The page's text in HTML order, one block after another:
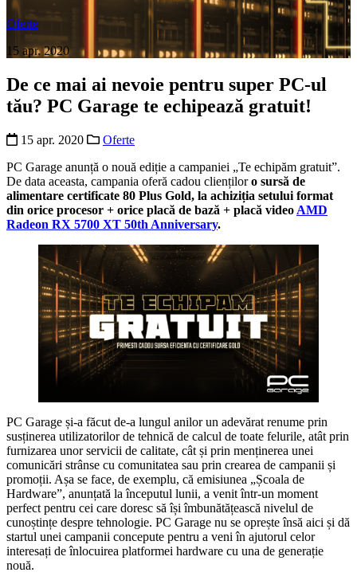
Oferte
15 apr. 2020
De ce mai ai nevoie pentru super PC-ul
tău? PC Garage te echipează gratuit!
15 apr. 2020
Oferte
PC Garage anunță o nouă ediție a campaniei „Te echipăm gratuit”.
De data aceasta, campania oferă cadou cliențiloro sursă de
alimentare certificate 80 Plus Gold, la achiziția setului format
din orice procesor + orice placă de bază + placă video AMD
Radeon RX 5700 XT 50th Anniversary.
PC Garage și-a făcut de-a lungul anilor un adevărat renume prin
susținerea utilizatorilor de tehnică de calcul de toate felurile, atât prin
furnizarea unor servicii de calitate, cât și prin menținerea unei
comunicări strânse cu comunitatea sau prin crearea de campanii și
promoții. Așa se face, de exemplu, că emisiunea „Școala de
Hardware”, anunțată la începutul lunii, a venit într-un moment
perfect pentru cei care doresc să își îmbunătățească nivelul de
cunoștințe despre tehnologie. PC Garage nu se oprește însă aici și dă
startul unei campanii concepute pentru a veni în ajutorul celor
interesați de înlocuirea platformei hardware cu una de generație
nouă.